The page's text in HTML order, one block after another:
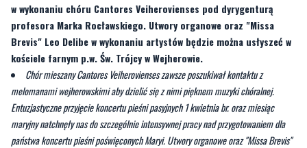
w wykonaniu chóru Cantores Veiherovienses pod dyrygenturą
profesora Marka Rocławskiego. Utwory organowe oraz "Missa
Brevis" Leo Delibe w wykonaniu artystów będzie można usłyszeć w
kościele farnym p.w. Św. Trójcy w Wejherowie.
Chór mieszany Cantores Veiherovienses zawsze poszukiwał kontaktu z
melomanami wejherowskimi aby dzielić się z nimi pięknem muzyki chóralnej.
Entuzjastyczne przyjęcie koncertu pieśni pasyjnych 1 kwietnia br. oraz miesiąc
maryjny natchnęły nas do szczególnie intensywnej pracy nad przygotowaniem dla
państwa koncertu pieśni poświęconych Maryi. Utwory organowe oraz "Missa Brevis"